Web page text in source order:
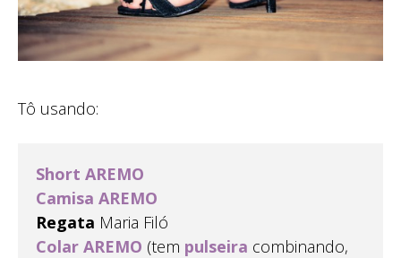
Tô usando:
Short AREMO
Camisa AREMO
Regata Maria Filó
Colar AREMO (tem pulseira combinando,